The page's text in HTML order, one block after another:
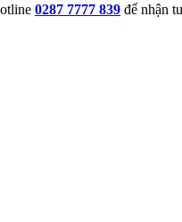
0287 7777 839 để nhận